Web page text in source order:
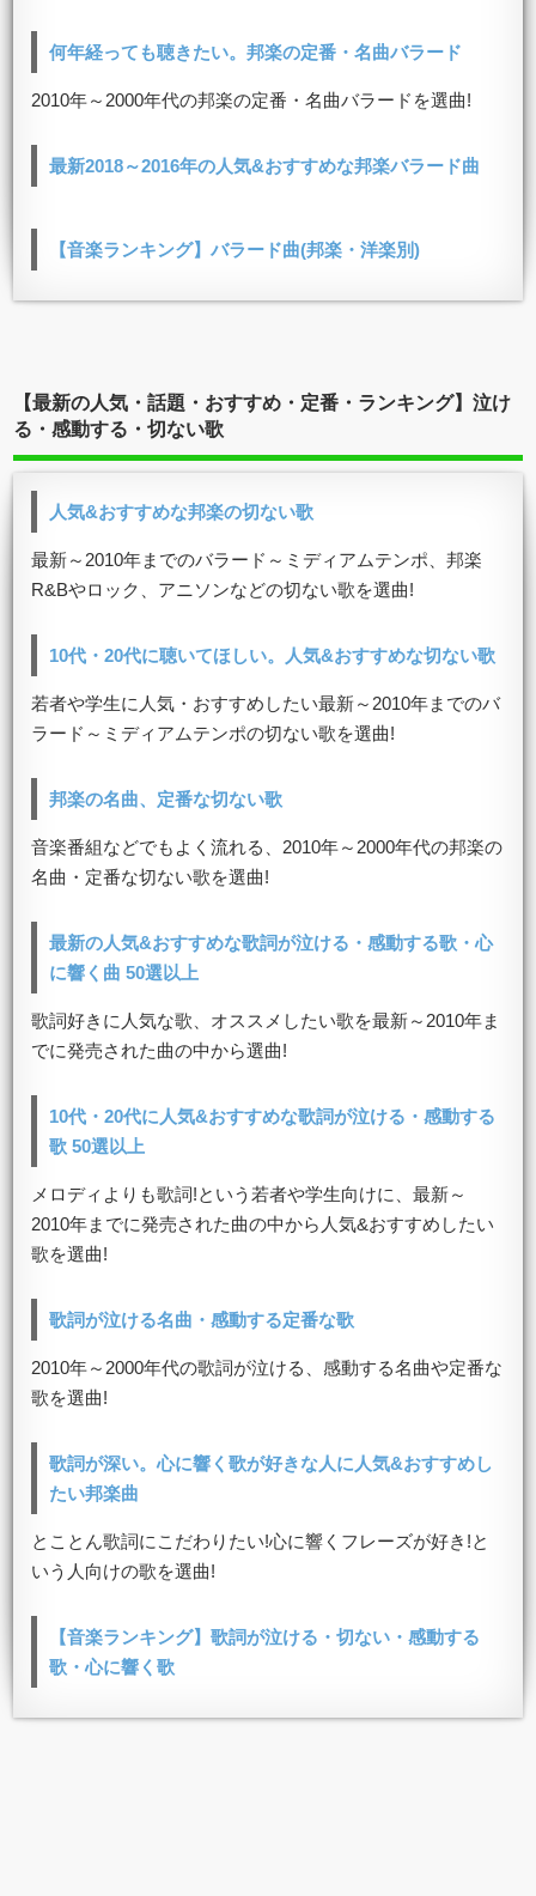
何年経っても聴きたい。邦楽の定番・名曲バラード
2010年～2000年代の邦楽の定番・名曲バラードを選曲!
最新2018～2016年の人気&おすすめな邦楽バラード曲
【音楽ランキング】バラード曲(邦楽・洋楽別)
【最新の人気・話題・おすすめ・定番・ランキング】泣け
る・感動する・切ない歌
人気&おすすめな邦楽の切ない歌
最新～2010年までのバラード～ミディアムテンポ、邦楽
R&Bやロック、アニソンなどの切ない歌を選曲!
10代・20代に聴いてほしい。人気&おすすめな切ない歌
若者や学生に人気・おすすめしたい最新～2010年までのバ
ラード～ミディアムテンポの切ない歌を選曲!
邦楽の名曲、定番な切ない歌
音楽番組などでもよく流れる、2010年～2000年代の邦楽の
名曲・定番な切ない歌を選曲!
最新の人気&おすすめな歌詞が泣ける・感動する歌・心
に響く曲 50選以上
歌詞好きに人気な歌、オススメしたい歌を最新～2010年ま
でに発売された曲の中から選曲!
10代・20代に人気&おすすめな歌詞が泣ける・感動する
歌 50選以上
メロディよりも歌詞!という若者や学生向けに、最新～
2010年までに発売された曲の中から人気&おすすめしたい
歌を選曲!
歌詞が泣ける名曲・感動する定番な歌
2010年～2000年代の歌詞が泣ける、感動する名曲や定番な
歌を選曲!
歌詞が深い。心に響く歌が好きな人に人気&おすすめし
たい邦楽曲
とことん歌詞にこだわりたい!心に響くフレーズが好き!と
いう人向けの歌を選曲!
【音楽ランキング】歌詞が泣ける・切ない・感動する
歌・心に響く歌